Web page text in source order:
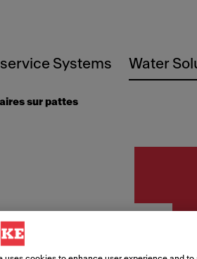
Systems Water
sur pattes